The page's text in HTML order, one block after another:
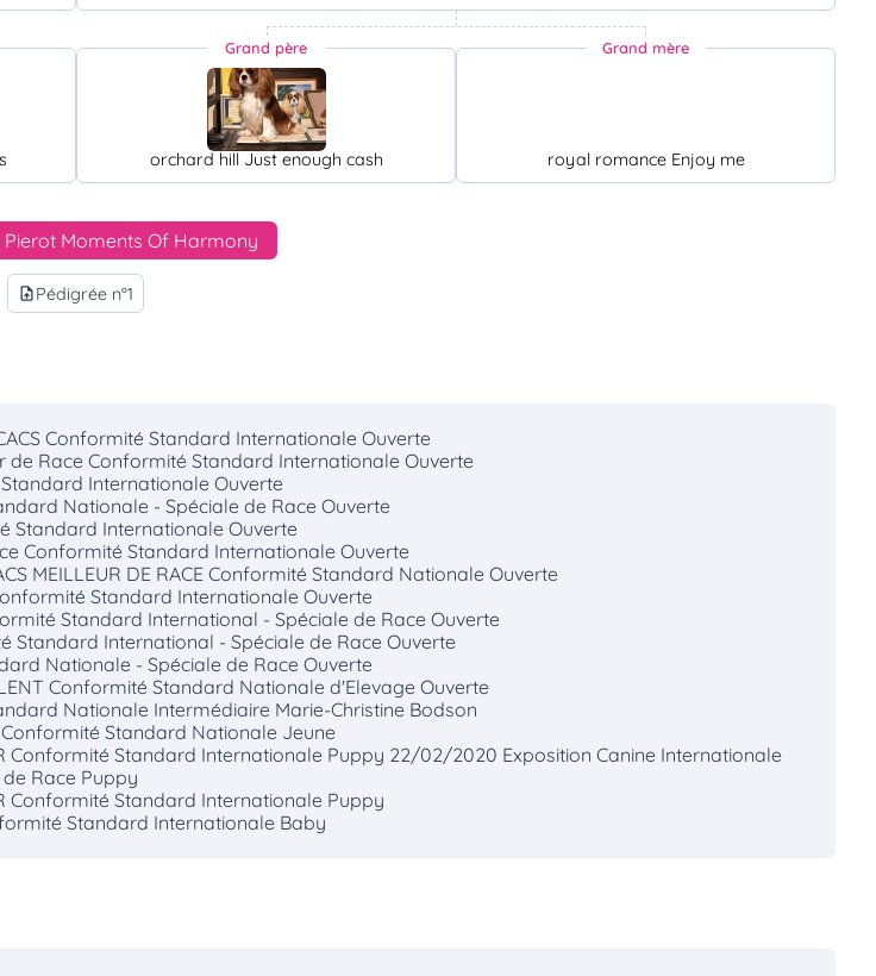
Grand père
orchard hill Just enough cash
Grand mère
royal romance Enjoy me
Pierot Moments Of Harmony
upload_file Pédigrée n°1
Conformité Standard Internationale Ouverte
de Race Conformité Standard Internationale Ouverte
Internationale Ouverte
Nationale - Spéciale de Race Ouverte
Standard Internationale Ouverte
Conformité Standard Internationale Ouverte
MEILLEUR DE RACE Conformité Standard Nationale Ouverte
Standard Internationale Ouverte
Standard International - Spéciale de Race Ouverte
Standard International - Spéciale de Race Ouverte
Nationale - Spéciale de Race Ouverte
Conformité Standard Nationale d'Elevage Ouverte
Nationale Intermédiaire Marie-Christine Bodson
Standard Nationale Jeune
Conformité Standard Internationale Puppy 22/02/2020 Exposition Canine Internationale
Race Puppy
Conformité Standard Internationale Puppy
Standard Internationale Baby